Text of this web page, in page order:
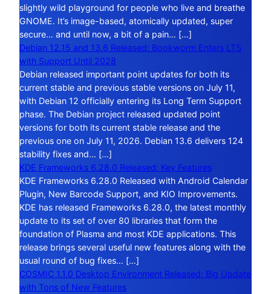
slightly wild playground for people who live and breathe
GNOME. It’s image-based, atomically updated, super
secure… and until now, a bit of a pain… […]
Debian 12.15 and 13.6 Released: Bookworm Enters LTS
with Support Until 2028
Debian released important point updates for both its
current stable and previous stable versions on July 11,
with Debian 12 officially entering its Long Term Support
phase. The Debian project released updated point
versions for both its current stable release and the
previous one on July 11, 2026. Debian 13.6 delivers 124
stability fixes and… […]
KDE Frameworks 6.28.0 Released: Key Features
KDE Frameworks 6.28.0 Released with Android Calendar
Plugin, New Barcode Support, and KIO Improvements.
KDE has released Frameworks 6.28.0, the latest monthly
update to its set of over 80 libraries that form the
foundation of Plasma and most KDE applications. This
release brings several useful new features along with the
usual round of bug fixes… […]
COSMIC 1.1.0 Desktop Environment Released: Big Update
with Tons of New Features